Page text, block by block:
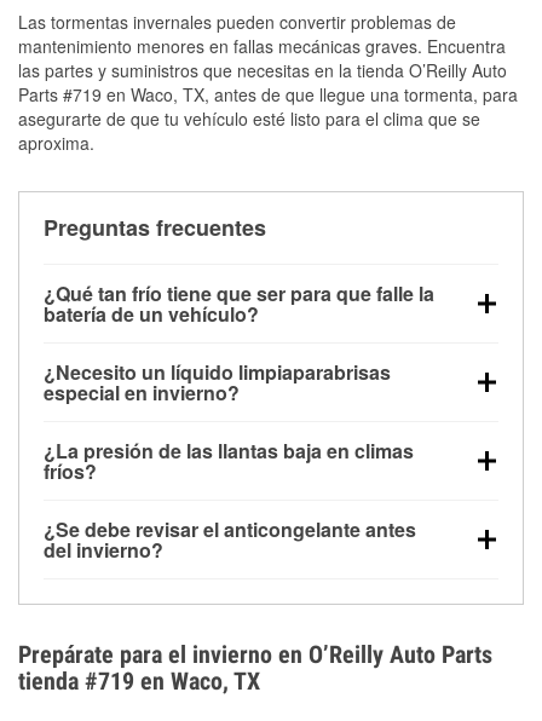
Las tormentas invernales pueden convertir problemas de
mantenimiento menores en fallas mecánicas graves. Encuentra
las partes y suministros que necesitas en la tienda O’Reilly Auto
Parts #719 en Waco, TX, antes de que llegue una tormenta, para
asegurarte de que tu vehículo esté listo para el clima que se
aproxima.
Preguntas frecuentes
¿Qué tan frío tiene que ser para que falle la
batería de un vehículo?
debajo de los 32 °F y puede perder hasta la mitad de
su potencia de arranque cerca de los 0 °F, lo que
arranque.
¿Necesito un líquido limpiaparabrisas
especial en invierno?
la congelación y ayuda a disolver la sal y la nieve
derretida en la carretera para mejorar la visibilidad.
¿La presión de las llantas baja en climas
fríos?
alrededor de 1 PSI por cada 10 °F que baja la
temperatura. Puedes obtener más información sobre
¿Se debe revisar el anticongelante antes
del invierno?
el sobrecalentamiento en condiciones de frío
extremo. Aprende cómo comprobar la protección
anticongelante en nuestra sección How-To.
Prepárate para el invierno en O’Reilly Auto Parts
tienda #719 en Waco, TX